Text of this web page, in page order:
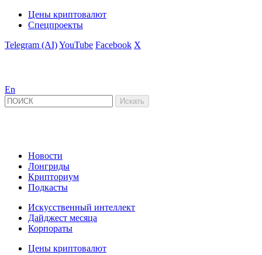
Цены криптовалют
Спецпроекты
Telegram (AI)YouTube Facebook X
En
Новости
Лонгриды
Крипториум
Подкасты
Искусственный интеллект
Дайджест месяца
Корпораты
Цены криптовалют